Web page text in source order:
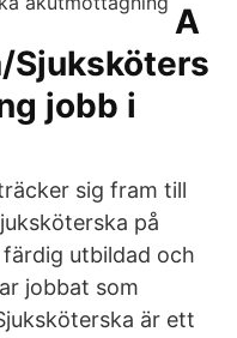
A
Sjuksköters
jobb i
sig fram till
på
utbildad och
jobbat som
är ett